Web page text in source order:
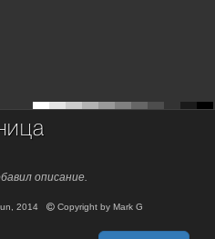
описание.
2014 Copyright by Mark G